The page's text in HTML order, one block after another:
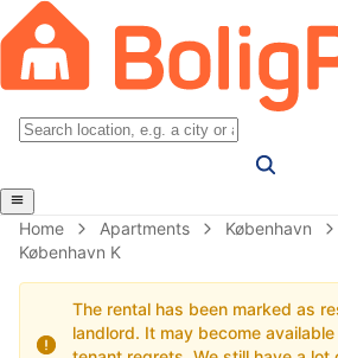
Home Apartments København
København K
The rental has been marked as
landlord. It may become